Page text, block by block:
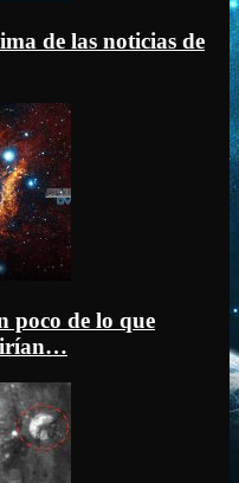
de las noticias de
poco de lo que